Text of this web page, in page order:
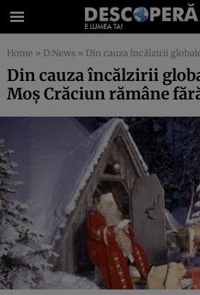
Home » D:News » Din cauza încălzirii globale, oraşul lui
Din cauza încălzirii
Moş Crăciun rămâne